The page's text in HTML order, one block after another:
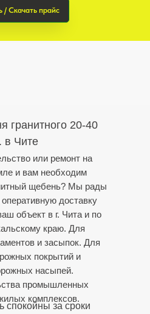
/ Скачать прайс
гранитного 20-40
в Чите
спокойны за сроки
или ремонт на
и вам необходим
щебень? Мы рады
доставку
объект в г. Чита и по
краю. Для
и засыпок. Для
покрытий и
насыпей.
промышленных
комплексов.